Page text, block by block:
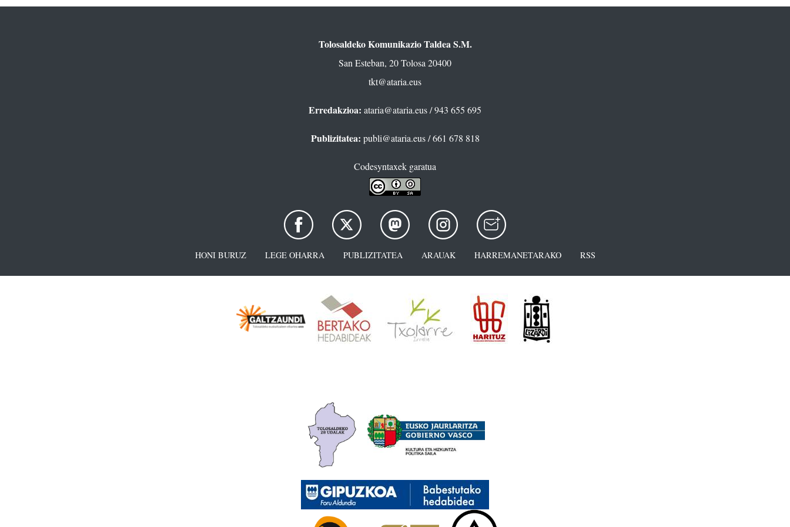
Tolosaldeko Komunikazio Taldea S.M.
San Esteban, 20 Tolosa 20400
tkt@ataria.eus
Erredakzioa: ataria@ataria.eus/ 943 655 695
Publizitatea: publi@ataria.eus/ 661 678 818
Codesyntaxek garatua
HONI BURUZ LEGE OHARRA PUBLIZITATEA ARAUAK HARREMANETARAKO RSS